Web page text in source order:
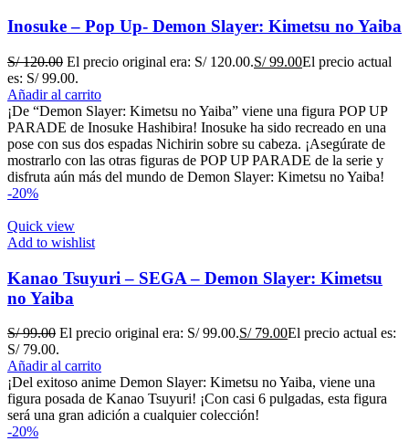
Inosuke – Pop Up- Demon Slayer: Kimetsu no Yaiba
S/120.00 El precio original era: S/ 120.00.S/99.00El precio actual
es: S/ 99.00.
Añadir al carrito
¡De “Demon Slayer: Kimetsu no Yaiba” viene una figura POP UP
PARADE de Inosuke Hashibira! Inosuke ha sido recreado en una
pose con sus dos espadas Nichirin sobre su cabeza. ¡Asegúrate de
mostrarlo con las otras figuras de POP UP PARADE de la serie y
disfruta aún más del mundo de Demon Slayer: Kimetsu no Yaiba!
-20%
Quick view
Add to wishlist
Kanao Tsuyuri – SEGA – Demon Slayer: Kimetsu
no Yaiba
S/99.00 El precio original era: S/ 99.00.S/79.00El precio actual es:
S/ 79.00.
Añadir al carrito
¡Del exitoso anime Demon Slayer: Kimetsu no Yaiba, viene una
figura posada de Kanao Tsuyuri! ¡Con casi 6 pulgadas, esta figura
será una gran adición a cualquier colección!
-20%